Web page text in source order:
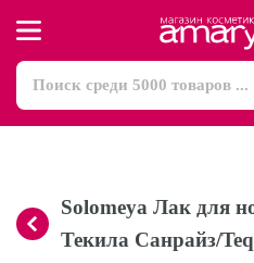
Solomeya Лак для
Текила Санрайз/